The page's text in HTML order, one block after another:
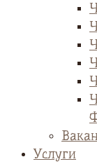
Услуги